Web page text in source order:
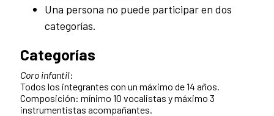
Una persona no puede participar en dos
categorías.
Categorías
Coro infantil:
Todos los integrantes con un máximo de 14 años.
Composición: mínimo 10 vocalistas y máximo 3
instrumentistas acompañantes.